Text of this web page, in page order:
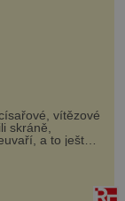
zacílení ...
vítězové
skráně,
a to ještě
může výrazně
neduhy.
ně...